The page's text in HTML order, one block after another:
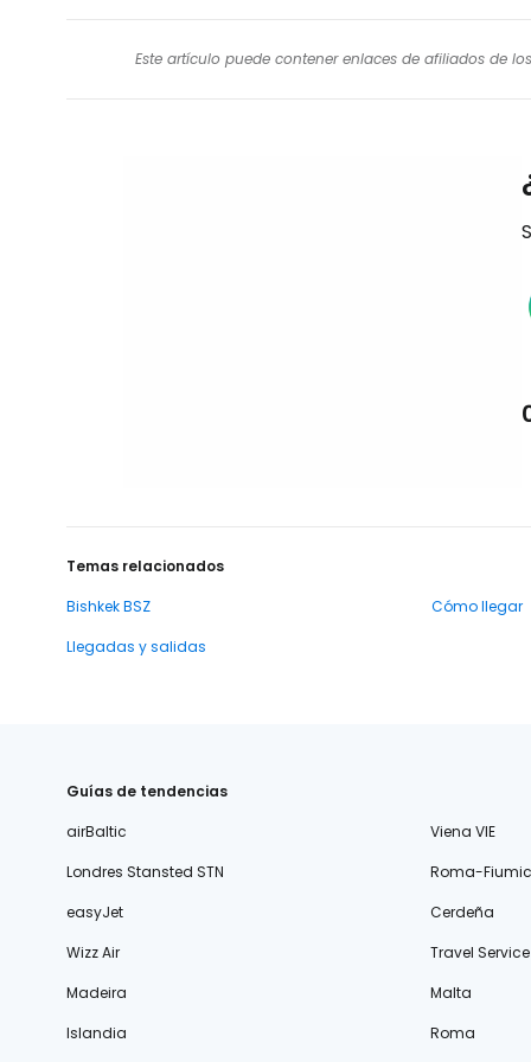
Este artículo puede contener enlaces de afiliados de
Temas relacionados
Bishkek BSZ
Cómo llegar
Llegadas y salidas
Guías de tendencias
airBaltic
Viena VIE
Londres Stansted STN
Roma-
easyJet
Cerdeña
Wizz Air
Travel Service
Madeira
Malta
Islandia
Roma